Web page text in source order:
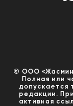
© ООО
Полная или
допускается
редакции.
активная